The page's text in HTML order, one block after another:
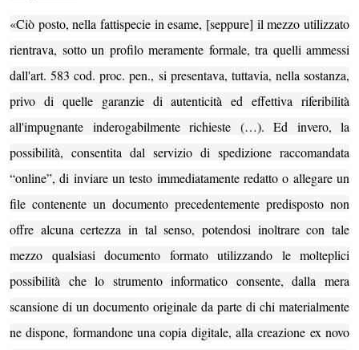
«Ciò posto, nella fattispecie in esame, [seppure] il mezzo utilizzato
rientrava, sotto un profilo meramente formale, tra quelli ammessi
dall'art. 583 cod. proc. pen., si presentava, tuttavia, nella sostanza,
privo di quelle garanzie di autenticità ed effettiva riferibilità
all'impugnante inderogabilmente richieste (…). Ed invero, la
possibilità, consentita dal servizio di spedizione raccomandata
“online”, di inviare un testo immediatamente redatto o allegare un
file contenente un documento precedentemente predisposto non
offre alcuna certezza in tal senso, potendosi inoltrare con tale
mezzo qualsiasi documento formato utilizzando le molteplici
possibilità che lo strumento informatico consente, dalla mera
scansione di un documento originale da parte di chi materialmente
ne dispone, formandone una copia digitale, alla creazione ex novo